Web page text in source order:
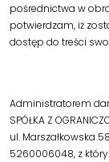
pośrednictwa w
potwierdzam, iż
dostęp do treści
Administratorem
SPÓŁKA Z
ul. Marszałkowska
5260006048, z